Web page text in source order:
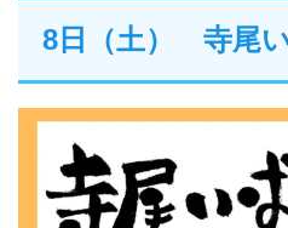
8日（土） 寺尾